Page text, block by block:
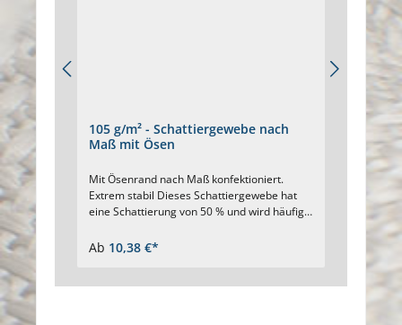
105 g/m² - Schattiergewebe nach
Maß mit Ösen
Mit Ösenrand nach Maß konfektioniert.
Extrem stabil Dieses Schattiergewebe hat
eine Schattierung von 50 % und wird häufig
Schattiergewebe nach Ihrem Maß Farbe:
Ab 10,38 €*
140
mit
Für